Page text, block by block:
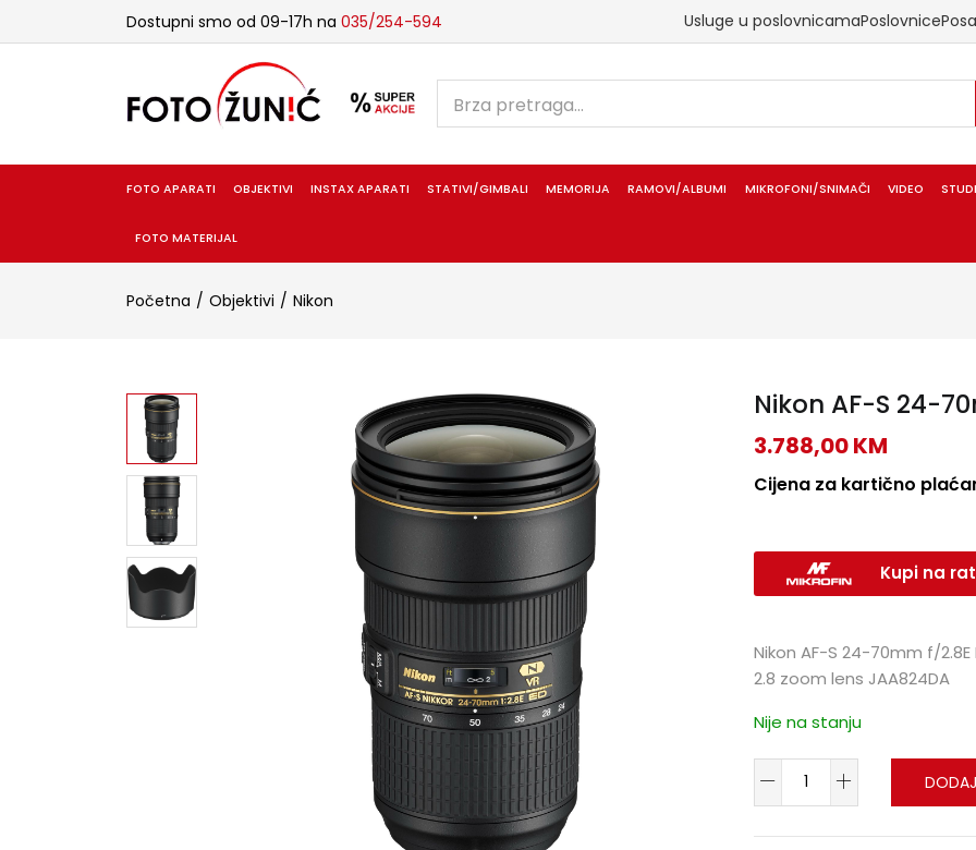
Dostupni smo od 09-17h na 035/254-594 Usluge u poslovnicamaPoslovnice
FOTO APARATI OBJEKTIVI INSTAX APARATI STATIVI/GIMBALI MEMORIJA RAMOVI/ALBUMI MIKROFONI/SNIMAČI VIDEO
FOTO MATERIJAL
Početna Objektivi Nikon
Nikon AF-S 24-
3.788,00KM
Cijena za kartično
Kupi na
Nikon AF-S 24-70mm f/
2.8 zoom lens JAA824DA
Nije na stanju